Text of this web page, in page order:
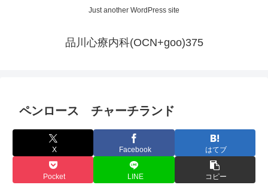
Just another WordPress site
品川心療内科(OCN+goo)375
ペンロース チャーチランド
X Facebook はてブ
Pocket LINE コピー